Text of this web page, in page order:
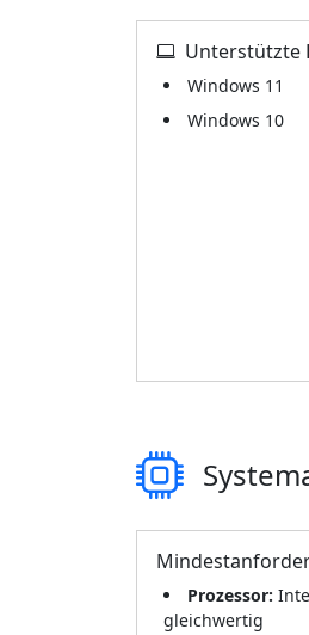
Unterstützte
Windows 11
Windows 10
Prozessor:
gleichwertig